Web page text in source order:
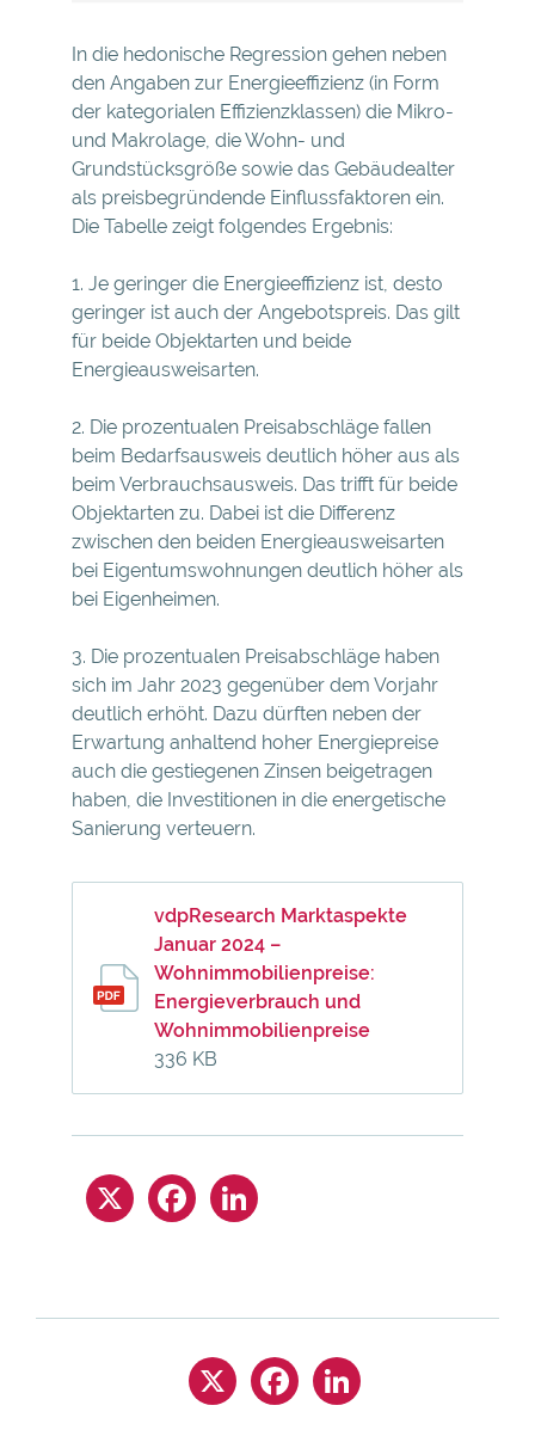
In die hedonische Regression gehen neben
den Angaben zur Energieeffizienz (in Form
der kategorialen Effizienzklassen) die Mikro-
und Makrolage, die Wohn- und
Grundstücksgröße sowie das Gebäudealter
als preisbegründende Einflussfaktoren ein.
Die Tabelle zeigt folgendes Ergebnis:
1. Je geringer die Energieeffizienz ist, desto
geringer ist auch der Angebotspreis. Das gilt
für beide Objektarten und beide
Energieausweisarten.
2. Die prozentualen Preisabschläge fallen
beim Bedarfsausweis deutlich höher aus als
beim Verbrauchsausweis. Das trifft für beide
Objektarten zu. Dabei ist die Differenz
zwischen den beiden Energieausweisarten
bei Eigentumswohnungen deutlich höher als
bei Eigenheimen.
3. Die prozentualen Preisabschläge haben
sich im Jahr 2023 gegenüber dem Vorjahr
deutlich erhöht. Dazu dürften neben der
Erwartung anhaltend hoher Energiepreise
auch die gestiegenen Zinsen beigetragen
haben, die Investitionen in die energetische
Sanierung verteuern.
vdpResearch Marktaspekte
Januar 2024 –
Wohnimmobilienpreise:
Energieverbrauch und
Wohnimmobilienpreise
336 KB